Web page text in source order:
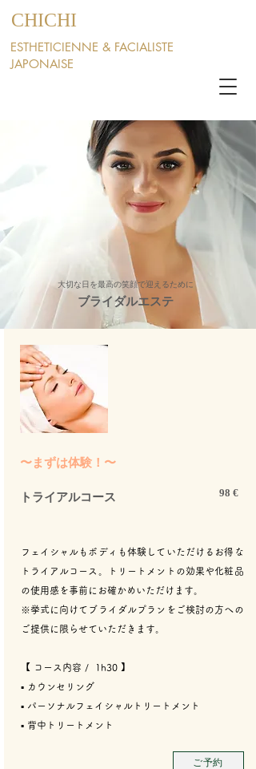
​CHICHI
ESTHETICIENNE & FACIALISTE
JAPONAISE
大切な日を最高の笑顔で迎えるために
ブライダルエステ
​〜まずは体験！〜
トライアルコース 98 €
フェイシャルもボディも体験していただけるお得な
トライアルコース。トリートメントの効果や化粧品
の使用感を事前にお確かめいただけます。
※挙式に向けてブライダルプランをご検討の方への
ご提供に限らせていただきます。
【 コース内容 / 1h30 】
▪︎ カウンセリング
​▪︎ パーソナルフェイシャルトリートメント
▪︎ 背中トリートメント
ご予約